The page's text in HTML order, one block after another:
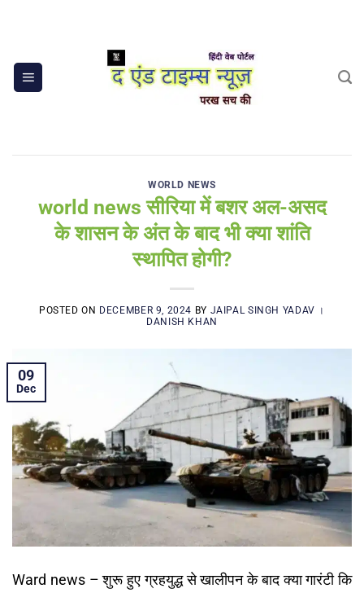
WORLD NEWS
world news सीरिया में बशर अल-असद
के शासन के अंत के बाद भी क्या शांति
स्थापित होगी?
POSTED ON DECEMBER 9, 2024 BY JAIPAL SINGH YADAV ।
DANISH KHAN
09
Dec
Ward news – शुरू हुए ग्रहयुद्ध से खालीपन के बाद क्या गारंटी कि